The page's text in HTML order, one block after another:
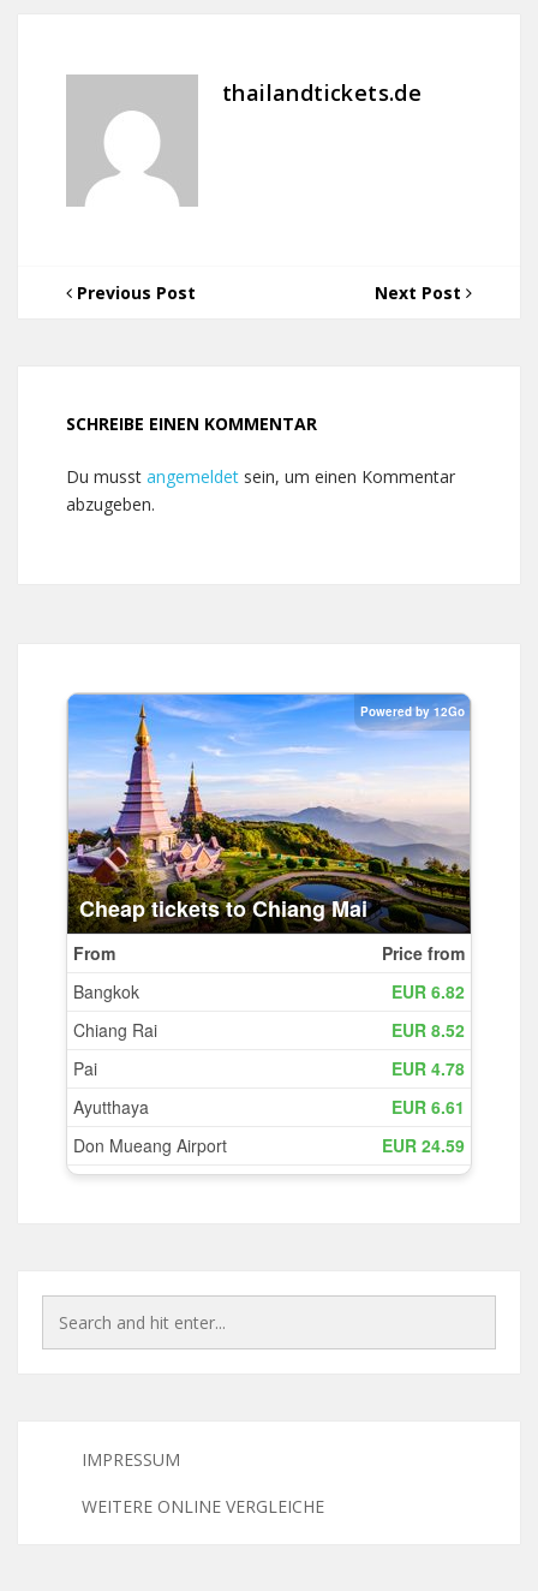
thailandtickets.de
Previous Post Next Post
SCHREIBE EINEN KOMMENTAR
Du musst angemeldet sein, um einen Kommentar
abzugeben.
IMPRESSUM
WEITERE ONLINE VERGLEICHE